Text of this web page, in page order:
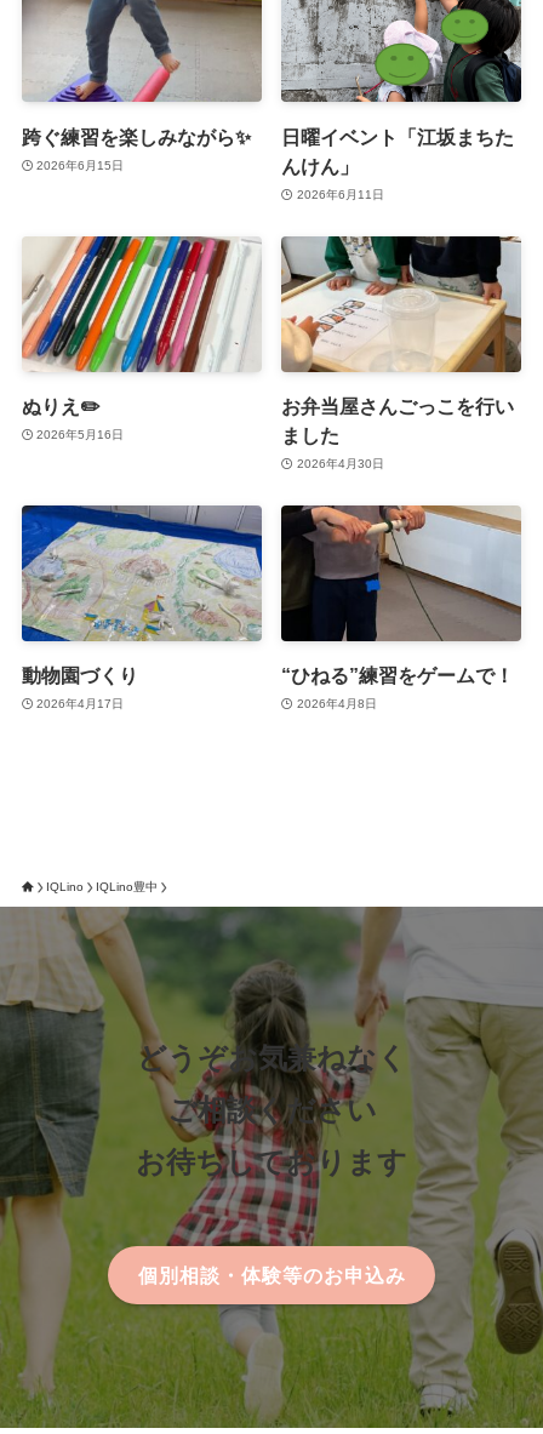
跨ぐ練習を楽しみながら✨
2026年6月15日
日曜イベント「江坂まちた
んけん」
2026年6月11日
ぬりえ✏️
2026年5月16日
お弁当屋さんごっこを行い
ました
2026年4月30日
動物園づくり
2026年4月17日
“ひねる”練習をゲームで！
2026年4月8日
IQLino IQLino豊中
どうぞお気兼ねなく
ご相談ください
お待ちしております
個別相談・体験等のお申込み